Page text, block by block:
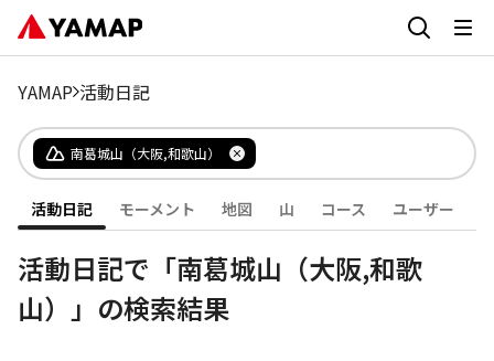
YAMAP 活動日記
南葛城山（大阪,和歌山）
活動日記 モーメント 地図 山 コース ユーザー
活動日記で「南葛城山（大阪,和歌
山）」の検索結果